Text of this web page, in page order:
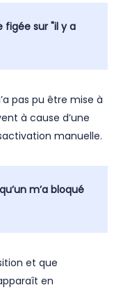
figée sur "il y a
pas pu être mise à
à cause d’une
manuelle.
m’a bloqué
et que
en